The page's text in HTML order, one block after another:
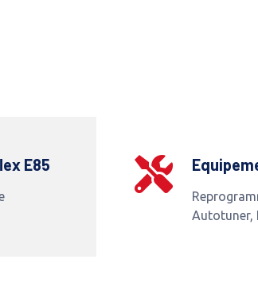
E85
Autotuner,